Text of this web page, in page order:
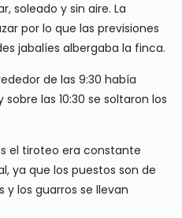
soleado y sin aire. La
por lo que las previsiones
jabalíes albergaba la finca.
de las 9:30 había
las 10:30 se soltaron los
el tiroteo era constante
ya que los puestos son de
los guarros se llevan